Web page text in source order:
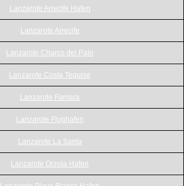
Lanzarote Arrecife Hafen
Lanzarote Arrecife
Lanzarote Charco del Palo
Lanzarote Costa Teguise
Lanzarote Famara
Lanzarote Flughafen
Lanzarote La Santa
Lanzarote Orzola Hafen